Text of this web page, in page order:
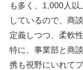
も多く、1,000人
しているので、商
定義しつつ、柔軟
特に、事業部と商
携も視野にいれて